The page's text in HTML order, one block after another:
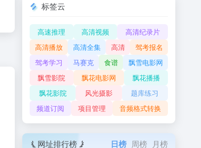
标签云
高速推理 高清视频
高清纪录片
高清播放
高清全集 高清
驾考报名
驾考学习
马赛克 食谱
飘雪电影网
飘雪影院
飘花电影网
飘花播播
飘花影院
风光摄影
题库练习
频道订阅
项目管理 音频格式转换
网址排行榜 日榜 周榜 月榜